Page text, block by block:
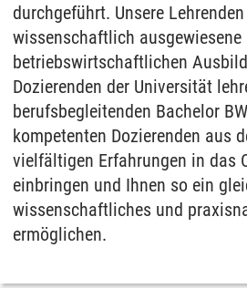
durchgeführt. Unsere
wissenschaftlich ausgewiesene
betriebswirtschaftlichen
Dozierenden der Universität
berufsbegleitenden Bachelor
kompetenten Dozierenden aus
vielfältigen Erfahrungen in das
einbringen und Ihnen so ein
wissenschaftliches und
ermöglichen.